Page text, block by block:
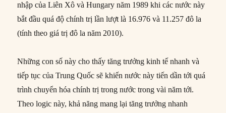
nhập của Liên Xô và Hungary năm 1989 khi các nước này
bắt đầu quá độ chính trị lần lượt là 16.976 và 11.257 đô la
(tính theo giá trị đô la năm 2010).
Những con số này cho thấy tăng trưởng kinh tế nhanh và
tiếp tục của Trung Quốc sẽ khiến nước này tiến dần tới quá
trình chuyển hóa chính trị trong nước trong vài năm tới.
Theo logic này, khả năng mang lại tăng trưởng nhanh